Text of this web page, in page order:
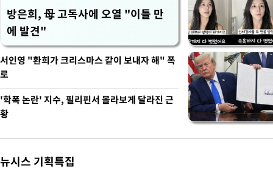
방은희, 母 고독사에 오열 "이틀 만
에 발견"
서인영 "환희가 크리스마스 같이 보내자 해" 폭
로
'학폭 논란' 지수, 필리핀서 몰라보게 달라진 근
황
뉴시스 기획특집